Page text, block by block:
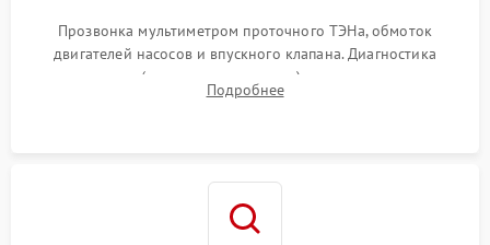
Прозвонка мультиметром проточного ТЭНа, обмоток
двигателей насосов и впускного клапана. Диагностика
прессостата (датчика уровня воды), датчика мутности,
концевика дверцы и электронного модуля управления.
Подробнее